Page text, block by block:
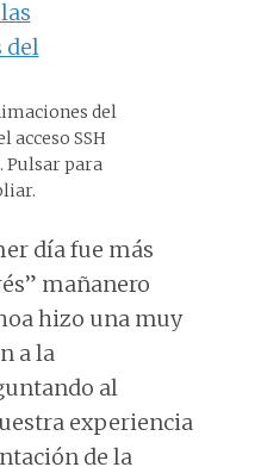
del
acceso SSH
Pulsar para
día fue más
mañanero
hizo una muy
a la
al
experiencia
de la